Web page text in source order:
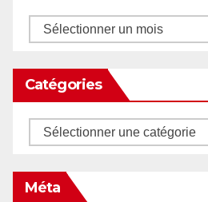
Archives
Catégories
Catégories
Méta